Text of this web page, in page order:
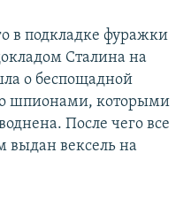
в подкладке фуражки
Сталина на
о беспощадной
шпионами, которыми
После чего все
выдан вексель на